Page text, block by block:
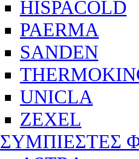
HISPACOLD
PAERMA
SANDEN
UNICLA
ZEXEL
ΣΥΜΠΙΕΣΤΕΣ